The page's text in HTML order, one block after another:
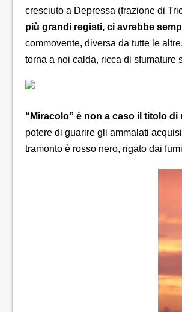
cresciuto a Depressa (frazione di
più grandi registi, ci avrebbe
commovente, diversa da tutte le
torna a noi calda, ricca di sfumature
“Miracolo” è non a caso il titolo di
potere di guarire gli ammalati
tramonto è rosso nero, rigato dai